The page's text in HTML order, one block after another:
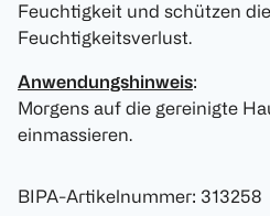
Feuchtigkeit und schützen
Feuchtigkeitsverlust.
Anwendungshinweis:
Morgens auf die gereinigte
einmassieren.
BIPA-Artikelnummer: 313258